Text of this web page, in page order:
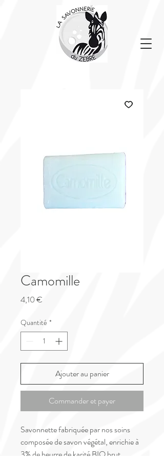
Camomille
4,10 €
Quantité *
Ajouter au panier
Commander et payer
Savonnette fabriquée par nos soins
composée de savon végétal, enrichie à
3% de beurre de karité BIO brut,